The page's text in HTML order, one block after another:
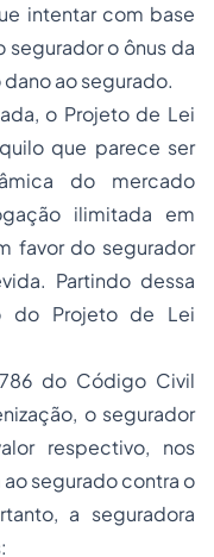
intentar com base
o ônus da
ao segurado.
o Projeto de Lei
que parece ser
do mercado
ilimitada em
favor do segurador
Partindo dessa
do Projeto de Lei
do Código Civil
o segurador
respectivo, nos
segurado contra o
a seguradora